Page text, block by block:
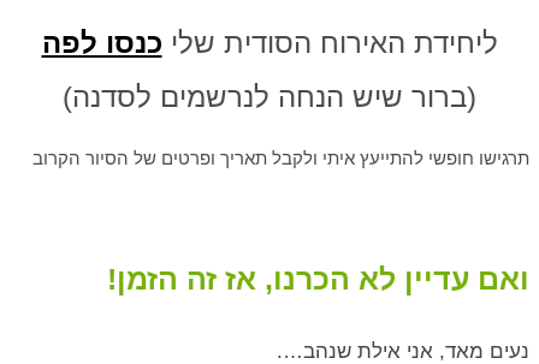
ליחידת האירוח הסודית שלי כנסו לפה
(ברור שיש הנחה לנרשמים לסדנה)
תרגישו חופשי להתייעץ איתי ולקבל תאריך ופרטים של הסיור הקרוב
ואם עדיין לא הכרנו, אז זה הזמן!
נעים מאד, אני אילת שנהב….